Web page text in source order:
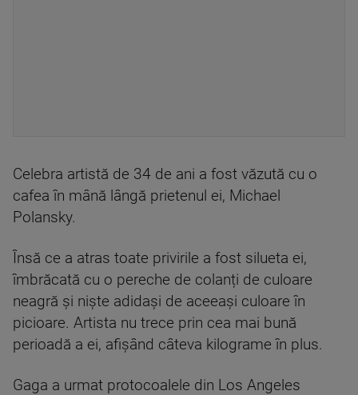
Celebra artistă de 34 de ani a fost văzută cu o
cafea în mână lângă prietenul ei, Michael
Polansky.
Însă ce a atras toate privirile a fost silueta ei,
îmbrăcată cu o pereche de colanți de culoare
neagră și niște adidași de aceeași culoare în
picioare. Artista nu trece prin cea mai bună
perioadă a ei, afișând câteva kilograme în plus.
Gaga a urmat protocoalele din Los Angeles